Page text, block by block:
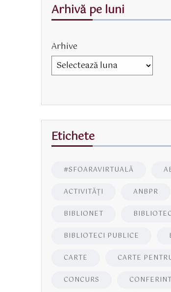
Arhivă pe luni
Arhive
Etichete
#SFOARAVIRTUALĂ
ACTIVITĂŢI ANBPR
BIBLIONET
BIBLIOTECI PUBLICE
CARTE CARTE
CONCURS